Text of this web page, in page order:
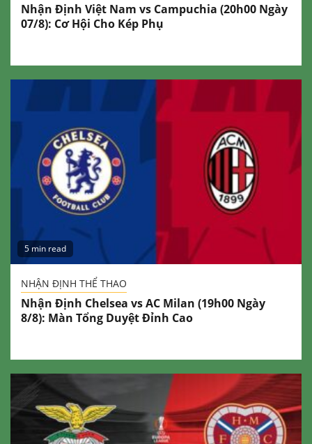
Nhận Định Việt Nam vs Campuchia (20h00 Ngày
07/8): Cơ Hội Cho Kép Phụ
5 min read
NHẬN ĐỊNH THỂ THAO
Nhận Định Chelsea vs AC Milan (19h00 Ngày
8/8): Màn Tổng Duyệt Đỉnh Cao